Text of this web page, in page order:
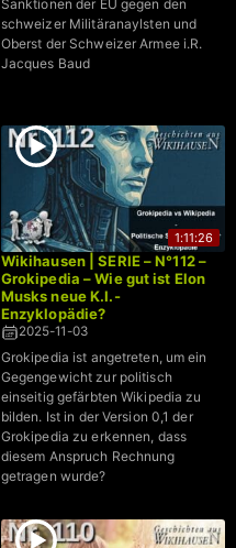
Sanktionen der EU gegen den
schweizer Militäranaylsten und
Oberst der Schweizer Armee i.R.
Jacques Baud
1:11:26
Wikihausen | SERIE – N°112 –
Grokipedia – Wie gut ist Elon
Musks neue K.I.-
Enzyklopädie?
2025-11-03
Grokipedia ist angetreten, um ein
Gegengewicht zur politisch
einseitig gefärbten Wikipedia zu
bilden. Ist in der Version 0,1 der
Grokipedia zu erkennen, dass
diesem Anspruch Rechnung
getragen wurde?